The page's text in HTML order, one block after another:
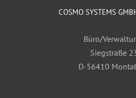
COSMO SYSTEMS
Büro/
Siegstraße
D-56410